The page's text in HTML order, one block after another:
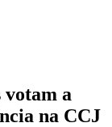
votam a
na CCJ